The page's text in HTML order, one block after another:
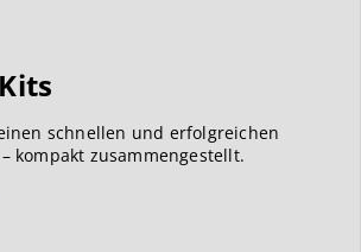
schnellen und erfolgreichen
kompakt zusammengestellt.